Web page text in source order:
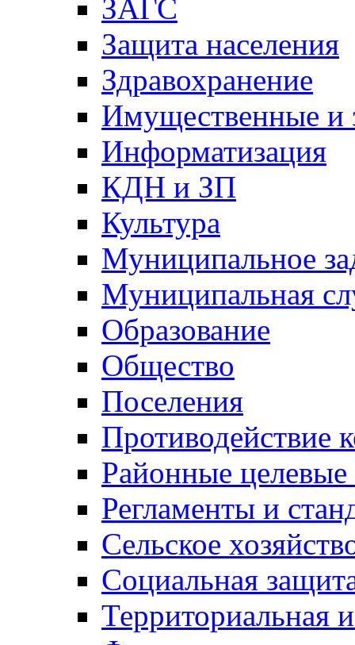
ЗАГС
Защита населения
Здравохранение
Имущественные и
Информатизация
КДН и ЗП
Культура
Муниципальное
Муниципальная
Образование
Общество
Поселения
Противодействие
Районные
Регламенты и
Сельское
Социальная
Территориальная